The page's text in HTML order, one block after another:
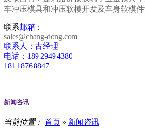
车冲压模具和冲压软模开发及车身软模
联系邮箱：
sales@chang-dong.com
联系人：古经理
电话：189 2949 4380
181 1876 8847
新闻咨讯
当前位置： 首页 » 新闻咨讯